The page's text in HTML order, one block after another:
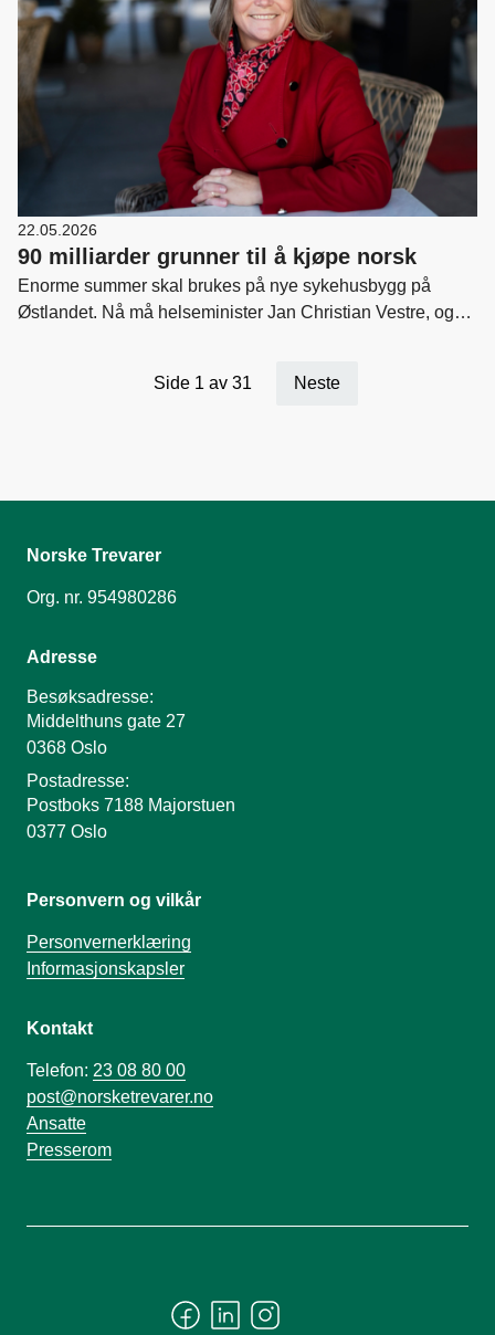
22.05.2026
90 milliarder grunner til å kjøpe norsk
Enorme summer skal brukes på nye sykehusbygg på
Østlandet. Nå må helseminister Jan Christian Vestre, og
Side 1 av 31
Neste
Norske Trevarer
Org. nr. 954980286
Adresse
Besøksadresse:
Middelthuns gate 27
0368 Oslo
Postadresse:
Postboks 7188 Majorstuen
0377 Oslo
Personvern og vilkår
Personvernerklæring
Informasjonskapsler
Kontakt
Telefon: 23 08 80 00
post@norsketrevarer.no
Ansatte
Presserom